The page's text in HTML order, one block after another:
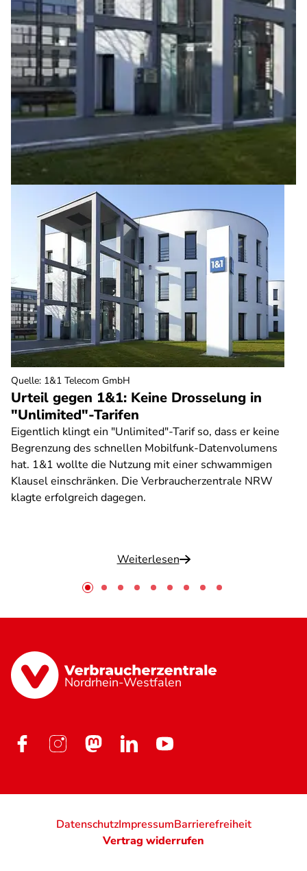
Urteil gegen 1&1: Keine Drosselung in
"Unlimited"-Tarifen
Eigentlich klingt ein "Unlimited"-Tarif so, dass er keine
Begrenzung des schnellen Mobilfunk-Datenvolumens
hat. 1&1 wollte die Nutzung mit einer schwammigen
Klausel einschränken. Die Verbraucherzentrale NRW
klagte erfolgreich dagegen.
Weiterlesen
Quelle: 1&1 Telecom GmbH
Nordrhein-Westfalen
DatenschutzImpressumBarrierefreiheit
Vertrag widerrufen